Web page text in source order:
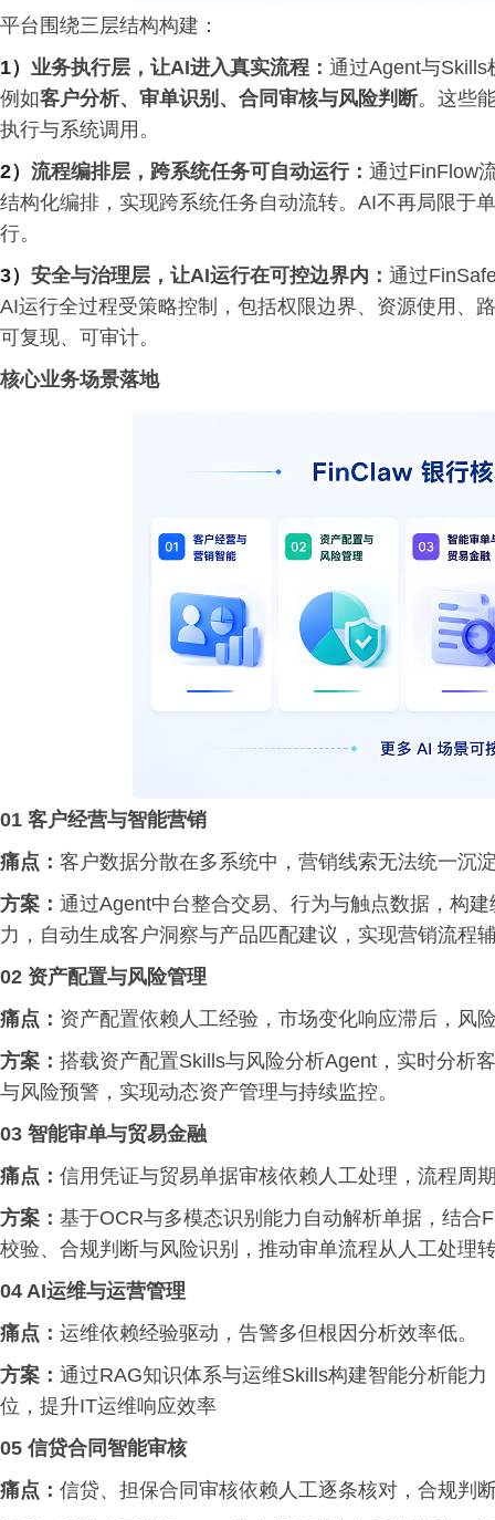
平台围绕三层结构构建：
1） 业务执行层，让AI进入真实流程： 通过Agent与Skills
例如客户分析、审单识别、合同审核与风险判断。这些
执行与系统调用。
2） 流程编排层，跨系统任务可自动运行： 通过FinFlow
结构化编排，实现跨系统任务自动流转。AI不再局限于
行。
3） 安全与治理层，让AI运行在可控边界内： 通过
AI运行全过程受策略控制，包括权限边界、资源使用、
可复现、可审计。
核心业务场景落地
01 客户经营与智能营销
痛点： 客户数据分散在多系统中，营销线索无法统一沉
方案： 通过Agent中台整合交易、行为与触点数据，构
力，自动生成客户洞察与产品匹配建议，实现营销流程
02 资产配置与风险管理
痛点： 资产配置依赖人工经验，市场变化响应滞后，风
方案： 搭载资产配置Skills与风险分析Agent，实时分析
与风险预警，实现动态资产管理与持续监控。
03 智能审单与贸易金融
痛点： 信用凭证与贸易单据审核依赖人工处理，流程周
方案： 基于OCR与多模态识别能力自动解析单据，结
校验、合规判断与风险识别，推动审单流程从人工处理
04 AI运维与运营管理
痛点： 运维依赖经验驱动，告警多但根因分析效率低。
方案： 通过RAG知识体系与运维Skills构建智能分析能
位，提升IT运维响应效率
05 信贷合同智能审核
痛点： 信贷、担保合同审核依赖人工逐条核对，合规判